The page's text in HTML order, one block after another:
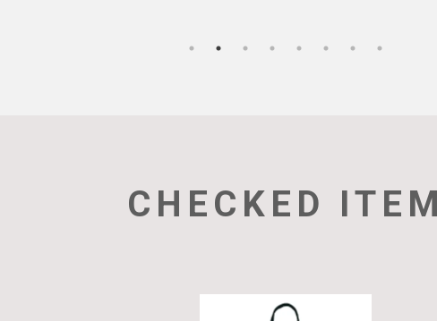
CHECKED ITEM